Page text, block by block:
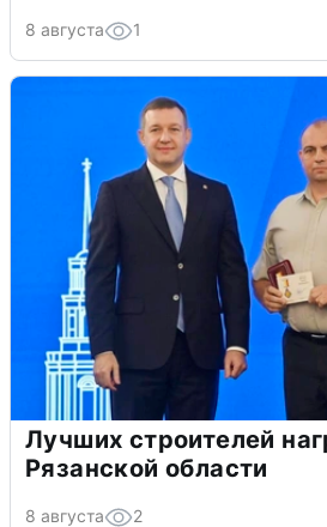
8 августа 1
Лучших строителей
Рязанской области
8 августа 2